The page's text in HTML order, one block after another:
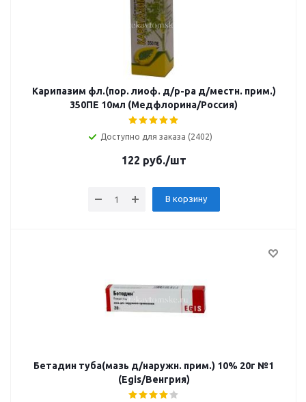
Карипазим фл.(пор. лиоф. д/р-ра д/местн. прим.)
350ПЕ 10мл (Медфлорина/Россия)
Доступно для заказа (2402)
122 руб./шт
В корзину
Бетадин туба(мазь д/наружн. прим.) 10% 20г №1
(Egis/Венгрия)